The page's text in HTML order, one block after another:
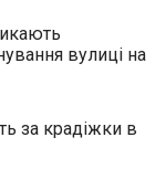
вулиці на
за крадіжки в